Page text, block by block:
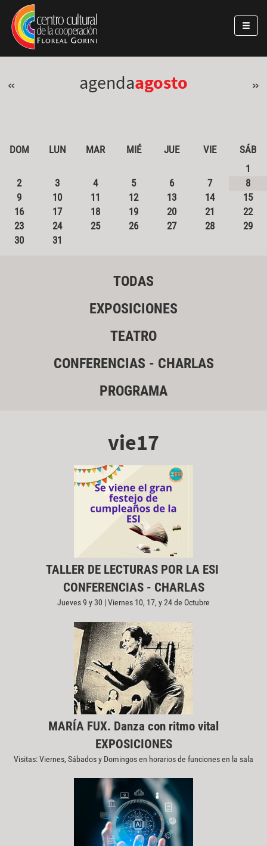
Pasar al contenido principal
Jump to main content
« agendaagosto »
DOM LUN MAR MIÉ JUE VIE
SÁB
1
2
3 4 5 6 7
8
9
10 11 12 13 14
15
16
17 18 19 20 21
22
23
24 25 26 27 28
29
30
31
TODAS
EXPOSICIONES
TEATRO
CONFERENCIAS - CHARLAS
PROGRAMA
vie17
TALLER DE LECTURAS POR LA ESI
CONFERENCIAS - CHARLAS
Jueves 9 y 30 | Viernes 10, 17, y 24 de Octubre
MARÍA FUX. Danza con ritmo vital
EXPOSICIONES
Visitas: Viernes, Sábados y Domingos en horarios de funciones en la sala